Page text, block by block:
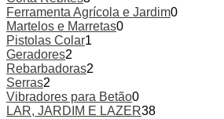
Ferramenta Agrícola e Jardim0
Martelos e Marretas0
Pistolas Colar1
Geradores2
Rebarbadoras2
Serras2
Vibradores para Betão0
LAR, JARDIM E LAZER38